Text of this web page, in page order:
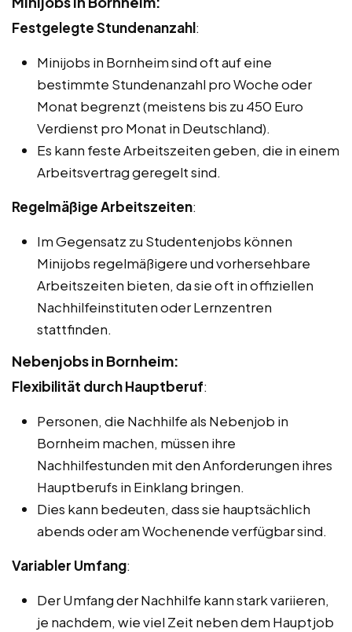
Festgelegte Stundenanzahl:
Minijobs in Bornheim sind oft auf eine
bestimmte Stundenanzahl pro Woche oder
Monat begrenzt (meistens bis zu 450 Euro
Verdienst pro Monat in Deutschland).
Es kann feste Arbeitszeiten geben, die in einem
Arbeitsvertrag geregelt sind.
Regelmäßige Arbeitszeiten:
Im Gegensatz zu Studentenjobs können
Minijobs regelmäßigere und vorhersehbare
Arbeitszeiten bieten, da sie oft in offiziellen
Nachhilfeinstituten oder Lernzentren
stattfinden.
Nebenjobs in Bornheim:
Flexibilität durch Hauptberuf:
Personen, die Nachhilfe als Nebenjob in
Bornheim machen, müssen ihre
Nachhilfestunden mit den Anforderungen ihres
Hauptberufs in Einklang bringen.
Dies kann bedeuten, dass sie hauptsächlich
abends oder am Wochenende verfügbar sind.
Variabler Umfang:
Der Umfang der Nachhilfe kann stark variieren,
je nachdem, wie viel Zeit neben dem Hauptjob